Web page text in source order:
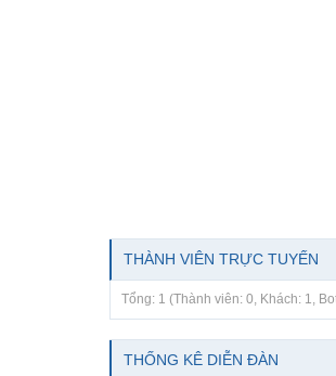
THÀNH VIÊN TRỰC TUYẾN
Tổng: 1 (Thành viên: 0, Khách: 1,
THỐNG KÊ DIỄN ĐÀN